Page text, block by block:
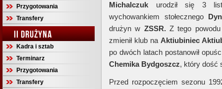
Przygotowania
Transfery
II DRUŻYNA
Kadra i sztab
Terminarz
Przygotowania
Transfery
Michalczuk urodził się 3
wychowankiem stołecznego
drużyn w ZSSR.Z tego powodu
zmienił klub na Aktiubiniec
po dwóch latach postanowił
Chemika Bydgoszcz, który dość
Przed rozpoczęciem sezonu